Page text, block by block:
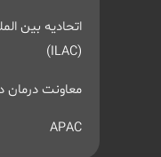
اتحادیه بین
(ILAC)
معاونت درمان
APAC